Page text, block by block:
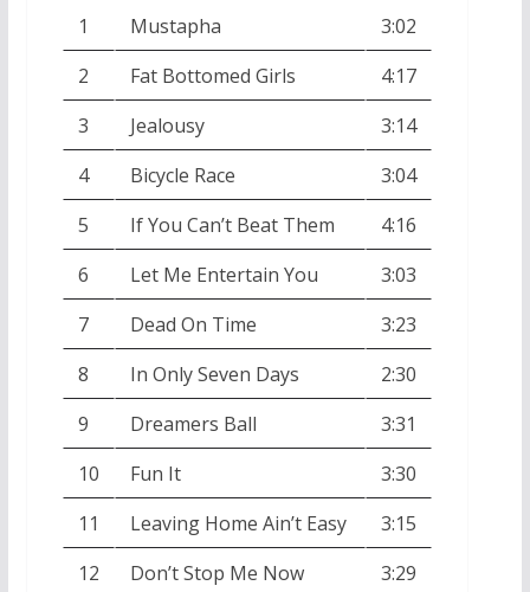
1 Mustapha
3:02
2
Fat Bottomed Girls
4:17
3
Jealousy
3:14
4
Bicycle Race
3:04
5
If You Can’t Beat Them
4:16
6
Let Me Entertain You
3:03
7
Dead On Time
3:23
8
In Only Seven Days
2:30
9
Dreamers Ball
3:31
10
Fun It
3:30
11
Leaving Home Ain’t Easy
3:15
12
Don’t Stop Me Now
3:29